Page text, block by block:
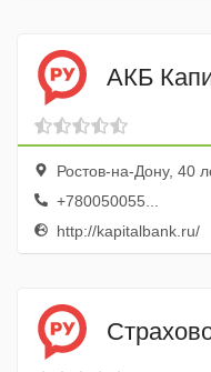
АКБ
Ростов-на-Дону, 40
+780050055...
http://kapitalbank.ru/